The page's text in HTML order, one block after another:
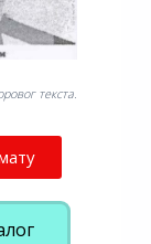
текста.